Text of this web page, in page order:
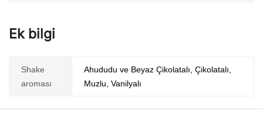
Ek bilgi
Shake
aroması
Ahududu ve Beyaz Çikolatalı, Çikolatalı,
Muzlu, Vanilyalı